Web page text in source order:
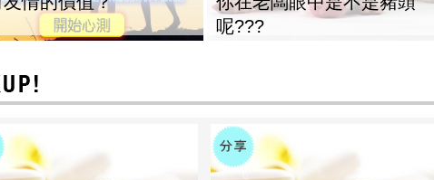
呢???